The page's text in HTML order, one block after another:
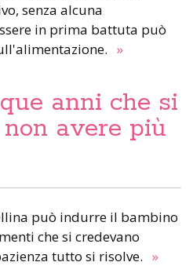
senza alcuna
in prima battuta può
»
anni che si
avere più
può indurre il bambino
che si credevano
tutto si risolve. »